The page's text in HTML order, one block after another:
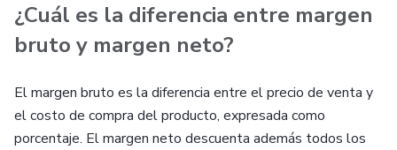
¿Cuál es la diferencia entre margen
bruto y margen neto?
El margen bruto es la diferencia entre el precio de venta y
el costo de compra del producto, expresada como
porcentaje. El margen neto descuenta además todos los